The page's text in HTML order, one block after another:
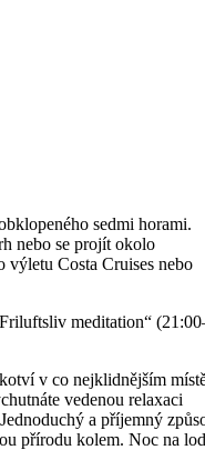
sedmi horami.
nebo se projít okolo
Costa Cruises nebo
meditation“
v co nejklidnějším
vedenou relaxaci
a příjemný
přírodu kolem. Noc na